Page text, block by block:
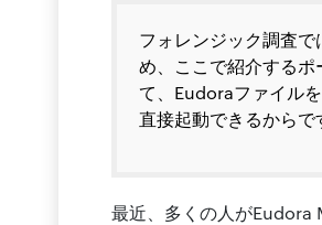
フォレンジック調査
め、ここで紹介する
て、Eudoraファイル
直接起動できるからで
最近、多くの人がEudora